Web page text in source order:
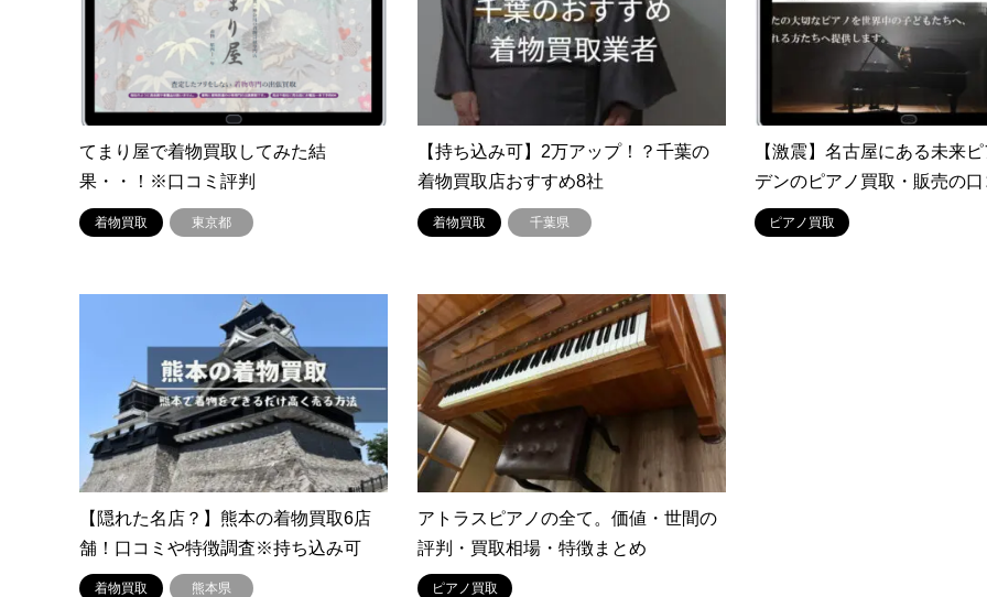
てまり屋で着物買取してみた結
果・・！※口コミ評判
着物買取 東京都
【持ち込み可】2万アップ！？千葉の
着物買取店おすすめ8社
着物買取 千葉県
【激震】名古屋にある未来
デンのピアノ買取・販売の
ピアノ買取
【隠れた名店？】熊本の着物買取6店
舗！口コミや特徴調査※持ち込み可
着物買取 熊本県
アトラスピアノの全て。価値・世間の
評判・買取相場・特徴まとめ
ピアノ買取